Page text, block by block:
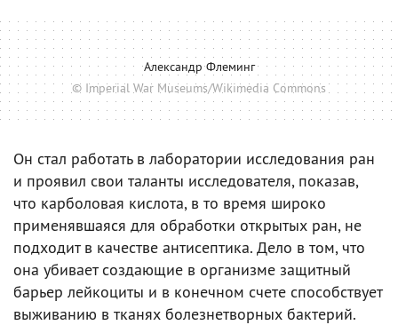
Александр Флеминг
© Imperial War Museums/Wikimedia Commons
Он стал работать в лаборатории исследования ран
и проявил свои таланты исследователя, показав,
что карболовая кислота, в то время широко
применявшаяся для обработки открытых ран, не
подходит в качестве антисептика. Дело в том, что
она убивает создающие в организме защитный
барьер лейкоциты и в конечном счете способствует
выживанию в тканях болезнетворных бактерий.